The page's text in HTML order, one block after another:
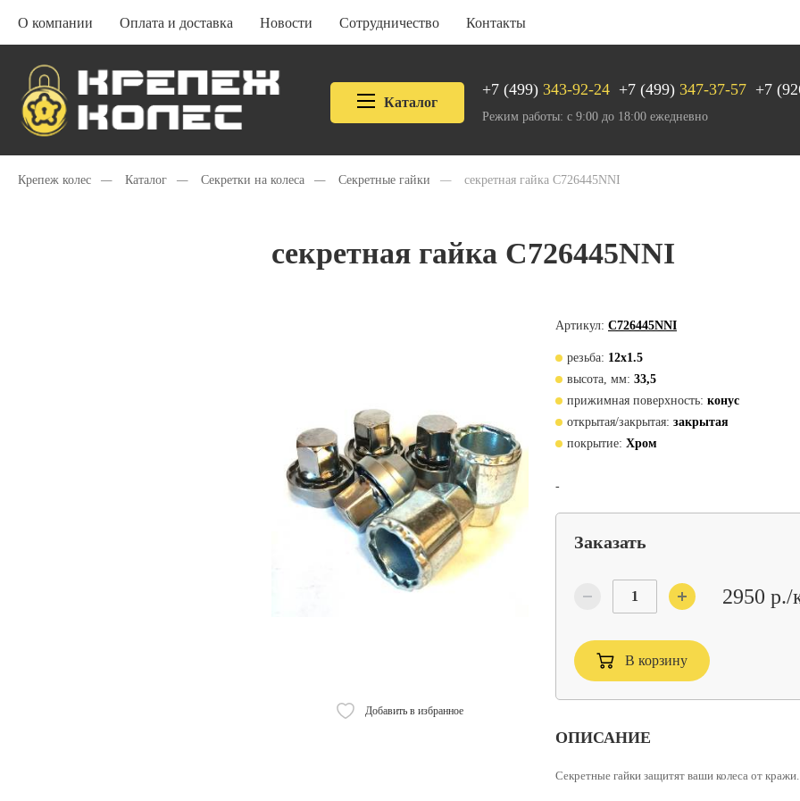
О компании Оплата и доставка Новости Сотрудничество Контакты
Каталог
+7 (499) 343-92-24 +7 (499) 347-37-57 +7
Режим работы: с 9:00 до 18:00 ежедневно
Крепеж колес — Каталог — Секретки на колеса — Секретные гайки — секретная гайка C726445NNI
секретная гайка C726445NNI
Добавить в избранное
Артикул: C726445NNI
резьба: 12х1.5
высота, мм: 33,5
прижимная поверхность: конус
открытая/закрытая: закрытая
покрытие: Хром
-
Заказать
2950 р./
В корзину
ОПИСАНИЕ
Секретные гайки защитят ваши колеса от кражи.